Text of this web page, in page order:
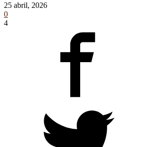
25 abril, 2026
0
4